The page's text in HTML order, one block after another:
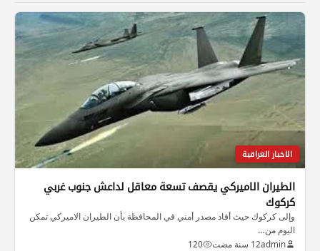
الاخبار العراقية
الطيران الاميركي يقصف تسعة معاقل لداعش جنوب غربي
كركوك
وإلى كركوك حيث أفاد مصدر أمني في المحافظة بأن الطيران الاميركي تمكن
اليوم من…
admin12 سنة مضت 120